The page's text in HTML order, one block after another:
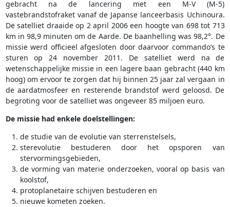
gebracht na de lancering met een M-V (M-5)
vastebrandstofraket vanaf de Japanse lanceerbasis Uchinoura.
De satelliet draaide op 2 april 2006 een hoogte van 698 tot 713
km in 98,9 minuten om de Aarde. De baanhelling was 98,2°. De
missie werd officieel afgesloten door daarvoor commando’s te
sturen op 24 november 2011. De satelliet werd na de
wetenschappelijke missie in een lagere baan gebracht (440 km
hoog) om ervoor te zorgen dat hij binnen 25 jaar zal vergaan in
de aardatmosfeer en resterende brandstof werd geloosd. De
begroting voor de satelliet was ongeveer 85 miljoen euro.
De missie had enkele doelstellingen:
de studie van de evolutie van sterrenstelsels,
sterevolutie bestuderen door het opsporen van
stervormingsgebieden,
de vorming van materie onderzoeken, vooral op basis van
koolstof,
protoplanetaire schijven bestuderen en
nieuwe kometen zoeken.